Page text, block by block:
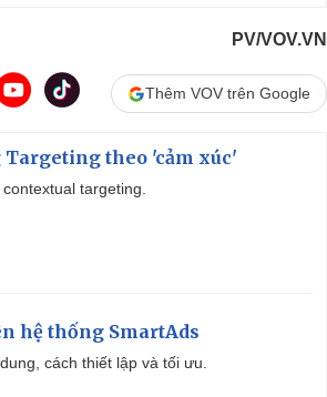
PV/VOV.VN
Thêm VOV trên Google
theo 'cảm xúc'
targeting.
hệ thống SmartAds
cách thiết lập và tối ưu.